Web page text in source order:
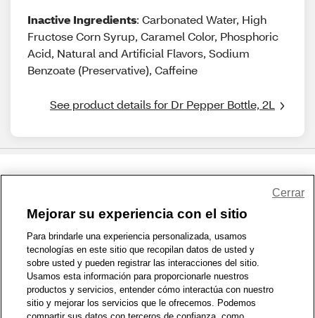
Inactive Ingredients: Carbonated Water, High
Fructose Corn Syrup, Caramel Color, Phosphoric
Acid, Natural and Artificial Flavors, Sodium
Benzoate (Preservative), Caffeine
See product details for Dr Pepper Bottle, 2L
1-800-679-9691 | Contáctenos | Términos de Uso | Accesibilidad
Política de Privacidad | WA Privacy Policy | Mapa del sitio
Zona de Bienestar | © 1999 - 2026 CVS.com
Mejorar su experiencia con el sitio
Para brindarle una experiencia personalizada, usamos
tecnologías en este sitio que recopilan datos de usted y
sobre usted y pueden registrar las interacciones del sitio.
Usamos esta información para proporcionarle nuestros
productos y servicios, entender cómo interactúa con nuestro
sitio y mejorar los servicios que le ofrecemos. Podemos
Cerrar